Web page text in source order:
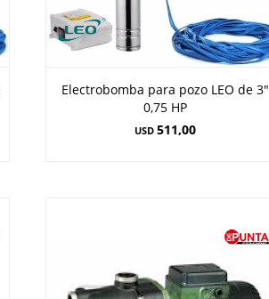
Electrobomba para pozo LEO de 3"
0,75 HP
USD 511,00